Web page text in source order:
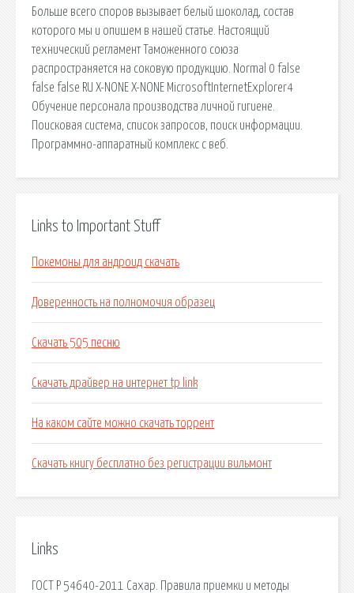
Больше всего споров вызывает белый шоколад, состав
которого мы и опишем в нашей статье. Настоящий
технический регламент Таможенного союза
распространяется на соковую продукцию. Normal 0 false
false false RU X-NONE X-NONE MicrosoftInternetExplorer4
Обучение персонала производства личной гигиене.
Поисковая сиcтема, список запросов, поиск информации.
Программно-аппаратный комплекс с веб.
Links to Important Stuff
Покемоны для андроид скачать
Доверенность на полномочия образец
Скачать 505 песню
Скачать драйвер на интернет tp link
На каком сайте можно скачать торрент
Скачать книгу бесплатно без регистрации вильмонт
Links
ГОСТ Р 54640-2011 Сахар. Правила приемки и методы